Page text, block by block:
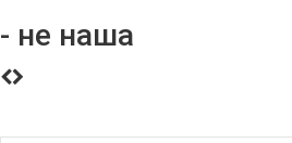
- не наша